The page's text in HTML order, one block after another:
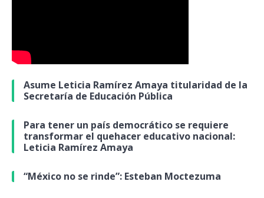
Asume Leticia Ramírez Amaya titularidad de la
Secretaría de Educación Pública
Para tener un país democrático se requiere
transformar el quehacer educativo nacional:
Leticia Ramírez Amaya
“México no se rinde”: Esteban Moctezuma